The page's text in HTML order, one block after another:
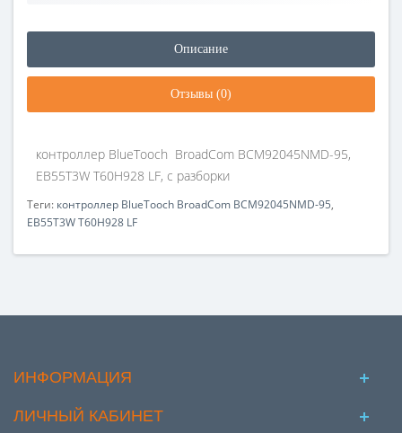
Описание
Отзывы (0)
контроллер BlueTooch BroadCom BCM92045NMD-95,
EB55T3W T60H928 LF, с разборки
Теги: контроллер BlueTooch BroadCom BCM92045NMD-95,
EB55T3W T60H928 LF
ИНФОРМАЦИЯ
ЛИЧНЫЙ КАБИНЕТ